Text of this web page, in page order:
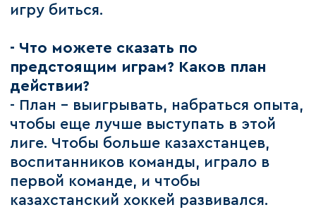
игру биться.
- Что можете сказать по
предстоящим играм? Каков план
действии?
- План - выигрывать, набраться опыта,
чтобы еще лучше выступать в этой
лиге. Чтобы больше казахстанцев,
воспитанников команды, играло в
первой команде, и чтобы
казахстанский хоккей развивался.